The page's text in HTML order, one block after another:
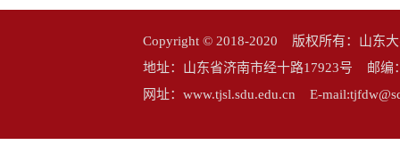
Copyright © 2018-2020 版权所有：山东
地址：山东省济南市经十路17923号 邮
网址：www.tjsl.sdu.edu.cn E-